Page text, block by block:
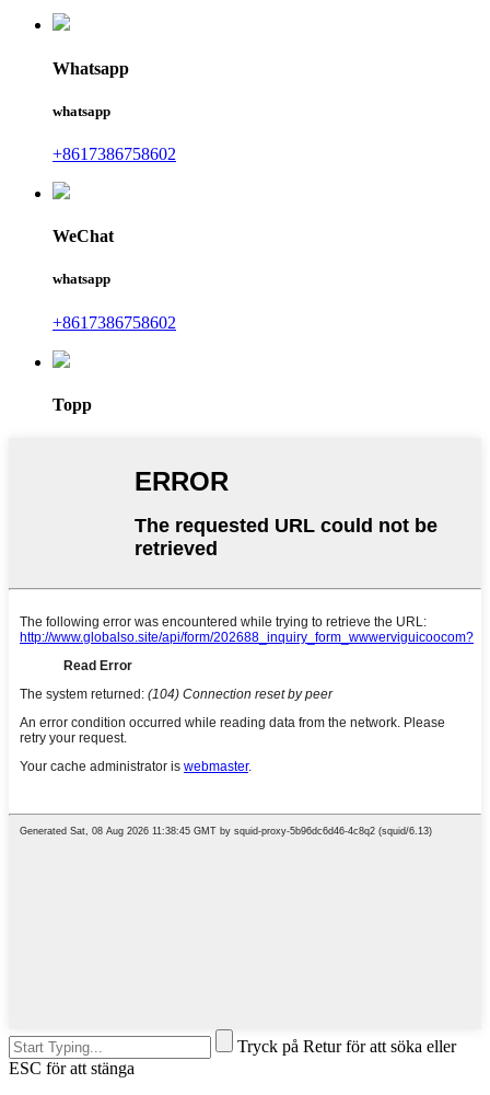
Whatsapp
whatsapp
+8617386758602
WeChat
whatsapp
+8617386758602
Topp
Tryck på Retur för att söka eller
ESC för att stänga